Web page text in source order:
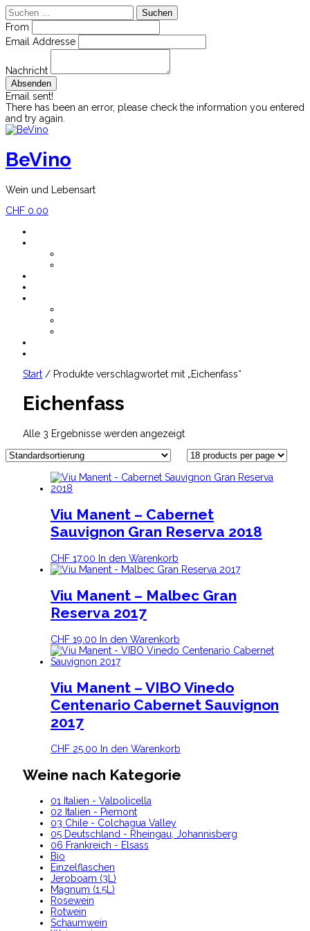
Suchen
nach:
From
Email Addresse
Nachricht
Email sent!
There has been an error, please check the information you entered
and try again.
Skip
content
BeVino
Wein und Lebensart
CHF 0.00
Start / Produkte verschlagwortet mit „Eichenfass“
Eichenfass
Alle 3 Ergebnisse werden angezeigt
Viu Manent – Cabernet
Sauvignon Gran Reserva 2018
CHF 17.00 In den Warenkorb
Viu Manent – Malbec Gran
Reserva 2017
CHF 19.00 In den Warenkorb
Viu Manent – VIBO Vinedo
Centenario Cabernet Sauvignon
2017
CHF 25.00 In den Warenkorb
Weine nach Kategorie
01 Italien - Valpolicella
02 Italien - Piemont
03 Chile - Colchagua Valley
05 Deutschland - Rheingau, Johannisberg
06 Frankreich - Elsass
Bio
Einzelflaschen
Jeroboam (3L)
Magnum (1.5L)
Rosewein
Rotwein
Schaumwein